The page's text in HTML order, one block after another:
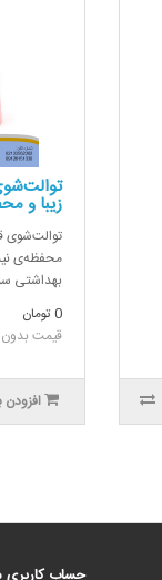
زیبا و
توالت‌شوی
محفظه‌ی
بهداشتی
0 تومان
قیمت بدون